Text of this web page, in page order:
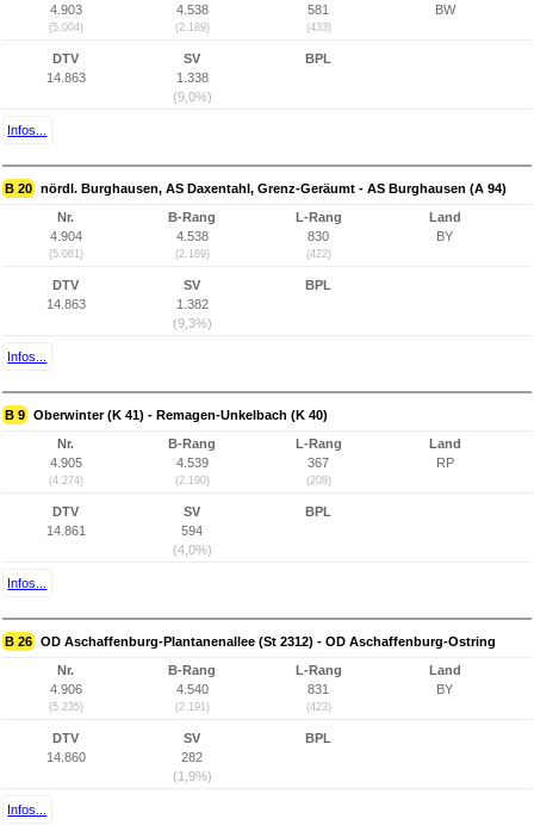
4.903
(5.004)
4.538
(2.189)
581
(433)
BW
DTV
14.863
SV
1.338
(9,0%)
BPL
Infos...
B 20 nördl. Burghausen, AS Daxentahl, Grenz-Geräumt - AS Burghausen (A 94)
Nr.
4.904
(5.081)
B-Rang
4.538
(2.189)
L-Rang
830
(422)
Land
BY
DTV
14.863
SV
1.382
(9,3%)
BPL
Infos...
B 9 Oberwinter (K 41) - Remagen-Unkelbach (K 40)
Nr.
4.905
(4.274)
B-Rang
4.539
(2.190)
L-Rang
367
(208)
Land
RP
DTV
14.861
SV
594
(4,0%)
BPL
Infos...
B 26 OD Aschaffenburg-Plantanenallee (St 2312) - OD Aschaffenburg-Ostring
Nr.
4.906
(5.235)
B-Rang
4.540
(2.191)
L-Rang
831
(423)
Land
BY
DTV
14.860
SV
282
(1,9%)
BPL
Infos...